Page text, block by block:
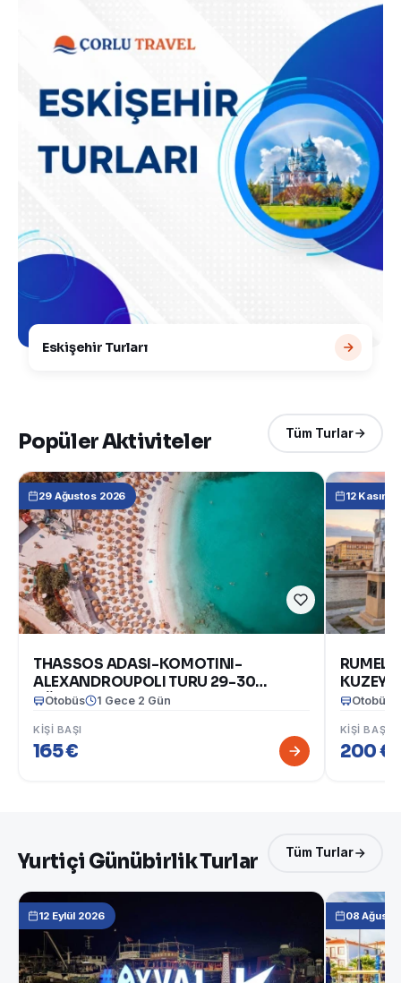
Eskişehir Turları
Popüler Aktiviteler Tüm Turlar
29 Ağustos 2026
THASSOS ADASI-KOMOTINI-
ALEXANDROUPOLI TURU 29-30
AĞUSTOS 2026
Otobüs 1 Gece 2 Gün
KIŞI BAŞI
165 €
12 Kasım
KUZEY
Otobüs
KIŞI BAŞI
200 €
Yurtiçi Günübirlik Turlar Tüm Turlar
12 Eylül 2026 08